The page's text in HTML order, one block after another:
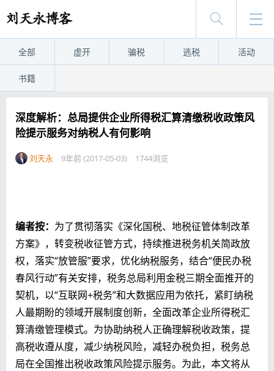
全部 虚开 骗税 逃税 活动
书籍
深度解析：总局提供企业所得税汇算清缴税收政策风
险提示服务对纳税人有何影响
刘天永 9年前 (2017-05-03) 1744浏览
编者按： 为了贯彻落实《深化国税、地税征管体制改革
方案》，转变税收征管方式，持续推进税务机关简政放
权，落实“放管服”要求，优化纳税服务，结合“便民办税
春风行动”有关安排，税务总局利用金税三期全面推开的
契机，以“互联网+税务”和大数据应用为依托，紧盯纳税
人最期盼的领域开展制度创新，全面改革企业所得税汇
算清缴管理模式。为协助纳税人正确理解税收政策，提
高税收遵从度，减少纳税风险，减轻办税负担，税务总
局在全国推出税收政策风险提示服务。为此，本文将从